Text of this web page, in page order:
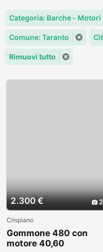
Categoria: Barche - Motori
Comune: Taranto
Rimuovi tutto
2.300 € 2
Crispiano
Gommone 480 con
motore 40,60